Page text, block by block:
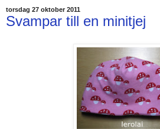
torsdag 27 oktober 2011
Svampar till en minitjej